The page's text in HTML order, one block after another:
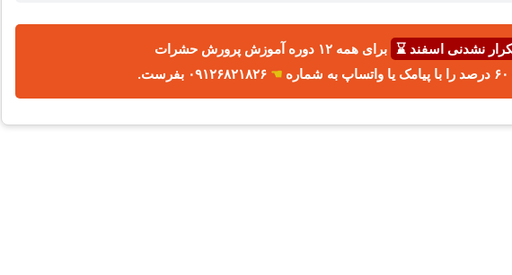
برای همه ۱۲ دوره آموزش پرورش حشرات
☚ ۰۹۱۲۶۸۲۱۸۲۶ بفرست.